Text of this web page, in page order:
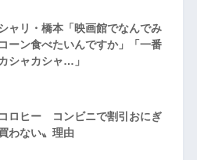
ャリ・橋本「映画館でなんでみ
ーン食べたいんですか」「一番
シャカシャ…」
コロヒー コンビニで割引おにぎ
わない〟理由